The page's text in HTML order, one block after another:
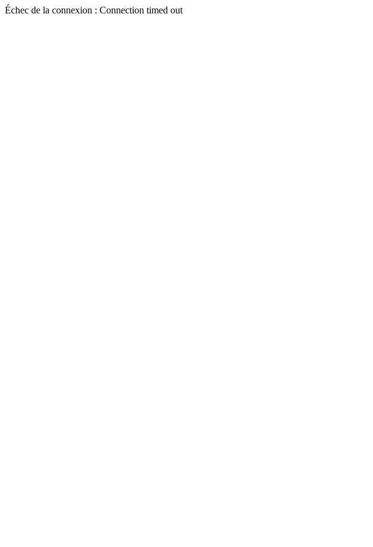
Échec de la connexion : Connection timed out